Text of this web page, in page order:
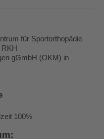
für Sportorthopädie
RKH
gGmbH (OKM) in
100%